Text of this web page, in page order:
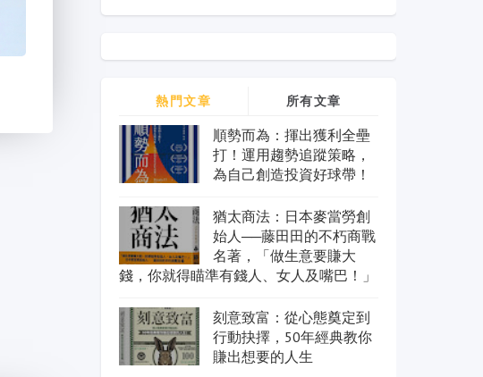
熱門文章 所有文章
順勢而為：揮出獲利全壘
打！運用趨勢追蹤策略，
為自己創造投資好球帶！
猶太商法：日本麥當勞創
始人──藤田田的不朽商戰
名著，「做生意要賺大
錢，你就得瞄準有錢人、女人及嘴巴！」
刻意致富：從心態奠定到
行動抉擇，50年經典教你
賺出想要的人生